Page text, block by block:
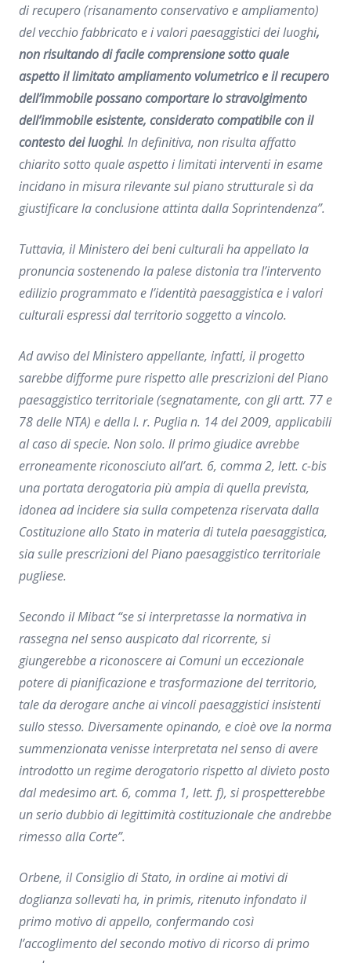
di recupero (risanamento conservativo e ampliamento)
del vecchio fabbricato e i valori paesaggistici dei luoghi,
non risultando di facile comprensione sotto quale
aspetto il limitato ampliamento volumetrico e il recupero
dell’immobile possano comportare lo stravolgimento
dell’immobile esistente, considerato compatibile con il
contesto dei luoghi. In definitiva, non risulta affatto
chiarito sotto quale aspetto i limitati interventi in esame
incidano in misura rilevante sul piano strutturale sì da
giustificare la conclusione attinta dalla Soprintendenza”.
Tuttavia, il Ministero dei beni culturali ha appellato la
pronuncia sostenendo la palese distonia tra l’intervento
edilizio programmato e l’identità paesaggistica e i valori
culturali espressi dal territorio soggetto a vincolo.
Ad avviso del Ministero appellante, infatti, il progetto
sarebbe difforme pure rispetto alle prescrizioni del Piano
paesaggistico territoriale (segnatamente, con gli artt. 77 e
78 delle NTA) e della l. r. Puglia n. 14 del 2009, applicabili
al caso di specie. Non solo. Il primo giudice avrebbe
erroneamente riconosciuto all’art. 6, comma 2, lett. c-bis
una portata derogatoria più ampia di quella prevista,
idonea ad incidere sia sulla competenza riservata dalla
Costituzione allo Stato in materia di tutela paesaggistica,
sia sulle prescrizioni del Piano paesaggistico territoriale
pugliese.
Secondo il Mibact “se si interpretasse la normativa in
rassegna nel senso auspicato dal ricorrente, si
giungerebbe a riconoscere ai Comuni un eccezionale
potere di pianificazione e trasformazione del territorio,
tale da derogare anche ai vincoli paesaggistici insistenti
sullo stesso. Diversamente opinando, e cioè ove la norma
summenzionata venisse interpretata nel senso di avere
introdotto un regime derogatorio rispetto al divieto posto
dal medesimo art. 6, comma 1, lett. f), si prospetterebbe
un serio dubbio di legittimità costituzionale che andrebbe
rimesso alla Corte”.
Orbene, il Consiglio di Stato, in ordine ai motivi di
doglianza sollevati ha, in primis, ritenuto infondato il
primo motivo di appello, confermando così
l’accoglimento del secondo motivo di ricorso di primo